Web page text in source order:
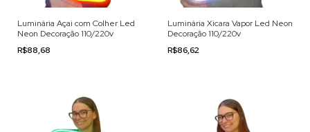
Luminária Açai com Colher Led
Neon Decoração 110/220v
R$88,68
Luminária Xicara Vapor Led Neon
Decoração 110/220v
R$86,62